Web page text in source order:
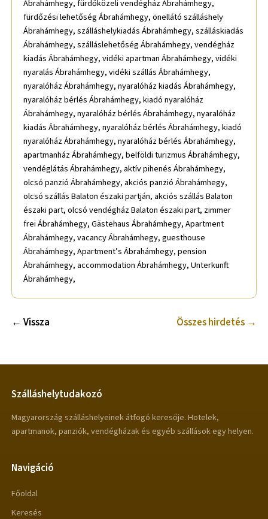
Ábrahámhegy, fürdőközeli vendégház Ábrahámhegy,
fürdőzési lehetőség Ábrahámhegy, önellátó szálláshely
Ábrahámhegy, szálláshelykiadás Ábrahámhegy, szálláskiadás
Ábrahámhegy, szálláslehetőség Ábrahámhegy, vendégház
kiadás Ábrahámhegy, vidéki apartman Ábrahámhegy, vidéki
nyaralás Ábrahámhegy, vidéki szállás Ábrahámhegy,
nyaralóház Ábrahámhegy, nyaralóház kiadás Ábrahámhegy,
nyaralóház bérlés Ábrahámhegy, kiadó nyaralóház
Ábrahámhegy, nyaralóház bérlés Ábrahámhegy, nyaralóház
kiadás Ábrahámhegy, nyaralóház bérlés Ábrahámhegy, kiadó
nyaralóház Ábrahámhegy, nyaralóház bérlés Ábrahámhegy,
apartmanház Ábrahámhegy, belföldi turizmus Ábrahámhegy,
vendéglátás Ábrahámhegy, aktív pihenés Ábrahámhegy,
olcsó panzió Ábrahámhegy, akciós panzió Ábrahámhegy,
olcsó szállás Balaton északi partján, akciós szállás Balaton
északi part, olcsó vendégház Balaton északi part, zimmer
frei Ábrahámhegy, Gästehaus Ábrahámhegy, Apartment
Ábrahámhegy, vacancy Ábrahámhegy, guesthouse
Ábrahámhegy, Apartment’s Ábrahámhegy, pension
Ábrahámhegy, accommodation Ábrahámhegy, Unterkunft
Ábrahámhegy,
← Vissza Összes hirdetés →
Szálláshelytudakozó
Magyarország szálláshelyeinek átfogó keresője. Hotelek,
apartmanok, panziók, vendégházak és egyéb szállások egy helyen.
Navigáció
Főoldal
Keresés